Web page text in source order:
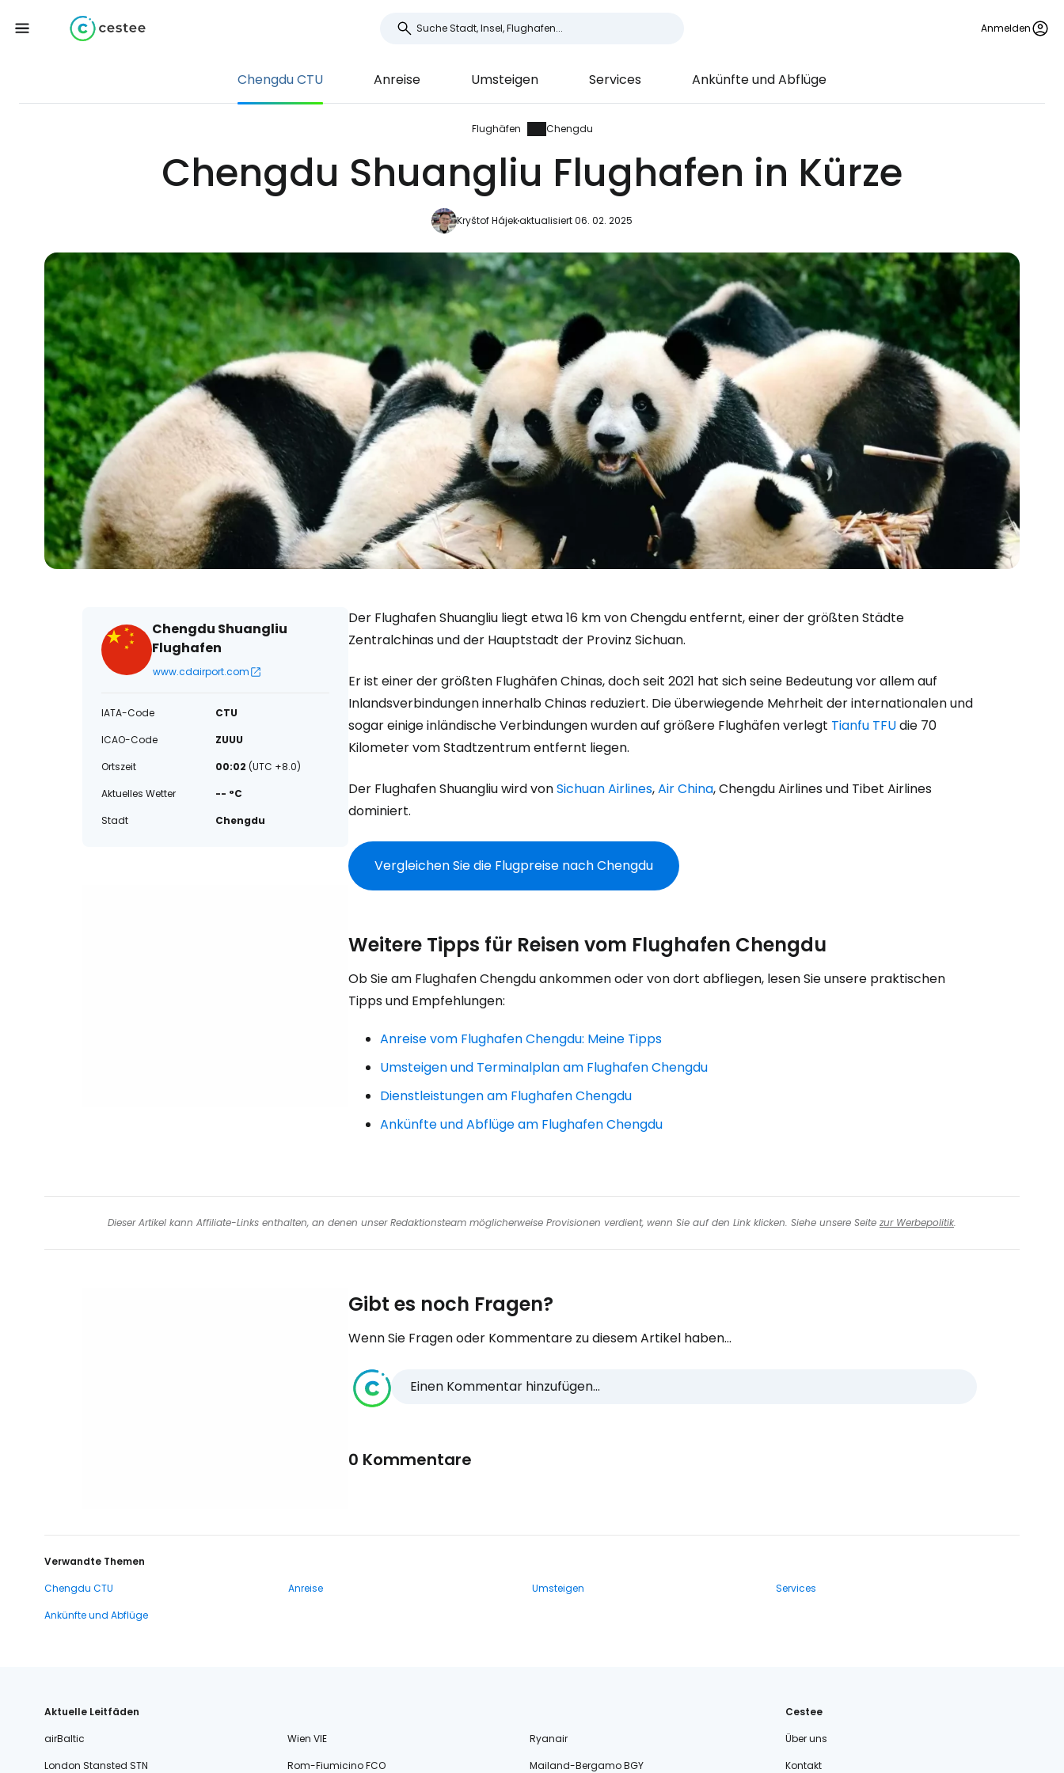
Anmelden
Chengdu CTU Anreise Umsteigen Services Ankünfte und Abflüge
Flughäfen Chengdu
Chengdu Shuangliu Flughafen in Kürze
Kryštof Hájekaktualisiert 06. 02. 2025
Chengdu Shuangliu
Flughafen
www.cdairport.com
IATA-Code
CTU
ICAO-Code
ZUUU
Ortszeit
00:02 (UTC +8.0)
Aktuelles Wetter
-- °C
Stadt
Chengdu
Der Flughafen Shuangliu liegt etwa 16 km von Chengdu entfernt, einer der größten Städte
Zentralchinas und der Hauptstadt der Provinz Sichuan.
Er ist einer der größten Flughäfen Chinas, doch seit 2021 hat sich seine Bedeutung vor allem auf
Inlandsverbindungen innerhalb Chinas reduziert. Die überwiegende Mehrheit der internationalen und
sogar einige inländische Verbindungen wurden auf größere Flughäfen verlegt Tianfu TFUdie 70
Kilometer vom Stadtzentrum entfernt liegen.
Der Flughafen Shuangliu wird vonSichuan Airlines,Air China, Chengdu Airlines und Tibet Airlines
dominiert.
Vergleichen Sie die Flugpreise nach Chengdu
Weitere Tipps für Reisen vom Flughafen Chengdu
Ob Sie am Flughafen Chengdu ankommen oder von dort abfliegen, lesen Sie unsere praktischen
Tipps und Empfehlungen:
Anreise vom Flughafen Chengdu: Meine Tipps
Umsteigen und Terminalplan am Flughafen Chengdu
Dienstleistungen am Flughafen Chengdu
Ankünfte und Abflüge am Flughafen Chengdu
Dieser Artikel kann Affiliate-Links enthalten, an denen unser Redaktionsteam möglicherweise Provisionen verdient, wenn Sie auf den Link klicken. Siehe unsere Seite zur Werbepolitik.
Gibt es noch Fragen?
Wenn Sie Fragen oder Kommentare zu diesem Artikel haben...
Einen Kommentar hinzufügen...
0 Kommentare
Verwandte Themen
Chengdu CTU
Anreise Umsteigen
Services
Ankünfte und Abflüge
Aktuelle Leitfäden
airBaltic
Wien VIE
Ryanair
London Stansted STN
Rom-Fiumicino FCO Mailand-Bergamo BGY
Cestee
Über uns
Kontakt
Anmeldung bei Cestee
... die weltweite Reise-Community
Weiter mit E-Mail